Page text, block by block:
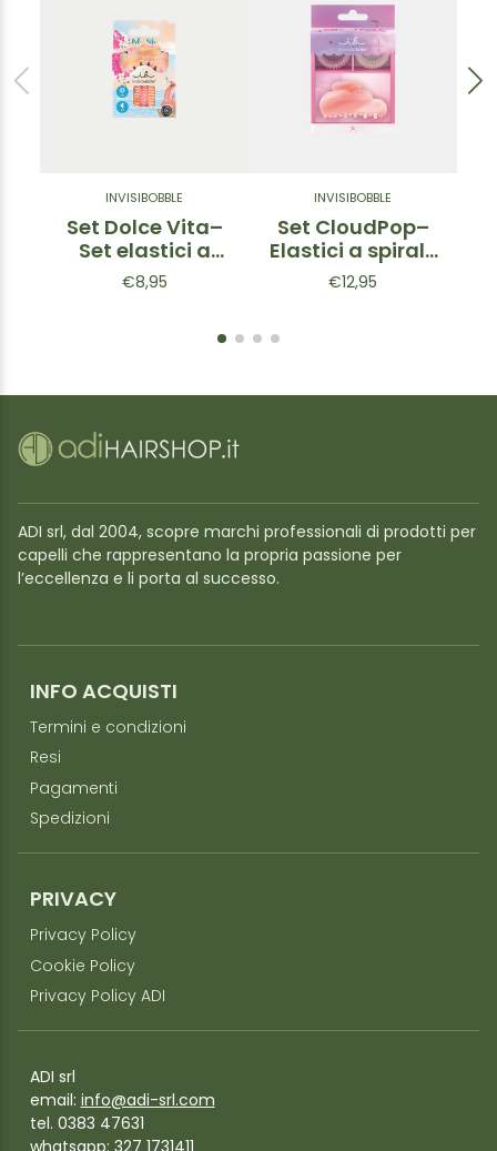
INVISIBOBBLE
Set Dolce Vita–
Set elastici a
spirale & pinza
€8,95
INVISIBOBBLE
Set CloudPop–
Elastici a spirale
& Pinza per
€12,95
ADI srl, dal 2004, scopre marchi professionali di prodotti per
capelli che rappresentano la propria passione per
l’eccellenza e li porta al successo.
INFO ACQUISTI
Termini e condizioni
Resi
Pagamenti
Spedizioni
PRIVACY
Privacy Policy
Cookie Policy
Privacy Policy ADI
ADI srl
email: info@adi-srl.com
tel. 0383 47631